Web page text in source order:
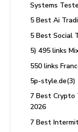
Systems
5 Best Ai
5 Best Social
5) 495 links
550 links
5p-style.de(3)
7 Best Crypto
2026
7 Best